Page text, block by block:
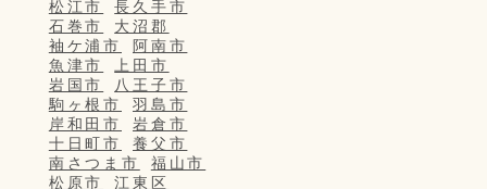
松江市
長久手市
石巻市
大沼郡
袖ケ浦市
阿南市
魚津市
上田市
岩国市
八王子市
駒ヶ根市
羽島市
岸和田市
岩倉市
十日町市
養父市
南さつま市
福山市
松原市
江東区